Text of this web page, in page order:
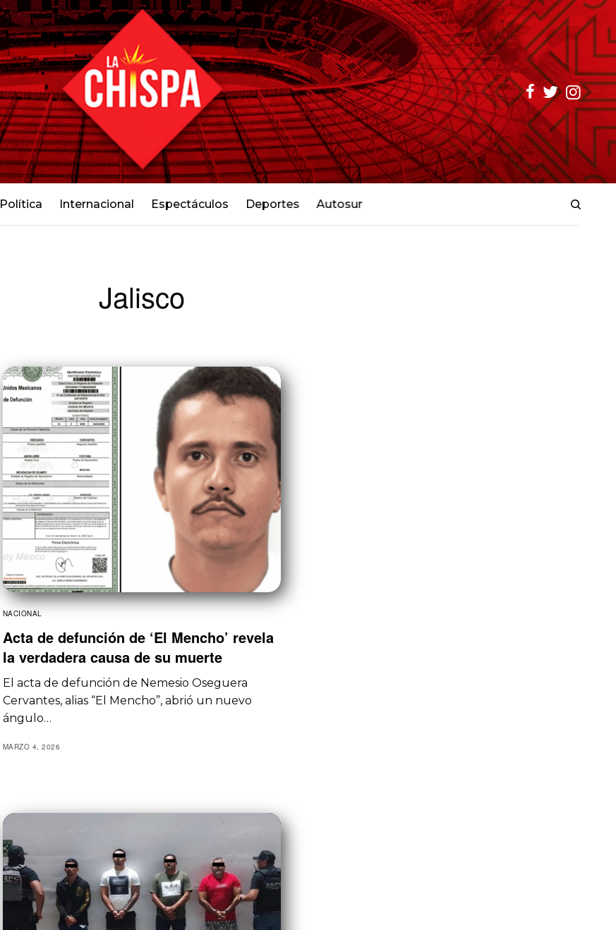
Política Internacional Espectáculos Deportes Autosur
Jalisco
NACIONAL
Acta de defunción de ‘El Mencho’ revela
la verdadera causa de su muerte
El acta de defunción de Nemesio Oseguera
Cervantes, alias “El Mencho”, abrió un nuevo
ángulo…
MARZO 4, 2026